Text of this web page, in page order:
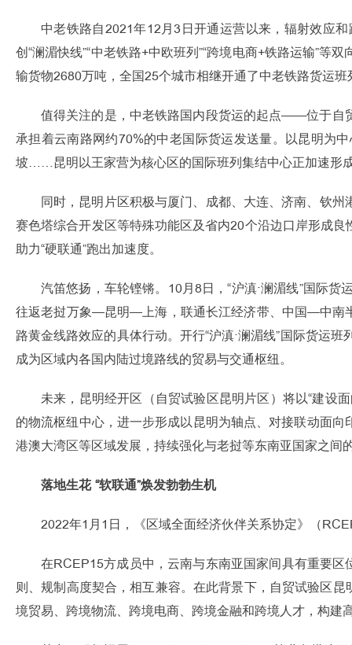
中老铁路自2021年12月3日开通运营以来，辐射效应
创“澜湄快线”“中老铁路+中欧班列”“跨境电商+铁路运输”
输货物2680万吨，全国25个城市相继开通了中老铁路货运
值得关注的是，中老铁路国内段货运的起点——位于自
承担着云南路网约70%的中老国际货运发送量。以昆明为
坡……昆明以王家营为核心区的国际班列集结中心正加速形
同时，昆明片区积极与厦门、成都、大连、济南、钦
赛色塔综合开发区等特殊功能区及省内20个沿边口岸形成
助力“硬联通”跑出加速度。
汽笛悠扬，车轮铿锵。10月8日，“沪滇·澜湄线”国际
往返老挝万象—昆明—上海，联通长江经济带、中国—中南半
路黄金线路效应的具体行动。开行“沪滇·澜湄线”国际货运
成为区域内各国内陆过境路线的贸易与交通枢纽。
未来，昆明经开区（自贸试验区昆明片区）将以“建设
的物流枢纽中心，进一步形成以昆明为轴点、对接联动面
港澳大湾区等区域发展，持续强化与老挝等东南亚国家之间
落地生花 “软联通”焕发勃勃生机
2022年1月1日，《区域全面经济伙伴关系协定》（
在RCEP15方成员中，云南与东南亚国家间具有重要
则、规制高度契合，相互兼容。在此背景下，自贸试验区
境贸易、跨境物流、跨境电商、跨境金融和跨境人才，构建